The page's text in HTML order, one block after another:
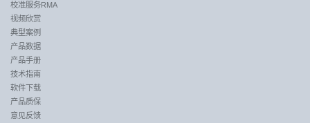
校准服务RMA
视频欣赏
典型案例
产品数据
产品手册
技术指南
软件下载
产品质保
意见反馈